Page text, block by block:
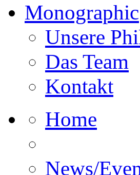
Monographic
Unsere
Das Team
Kontakt
Home
News/